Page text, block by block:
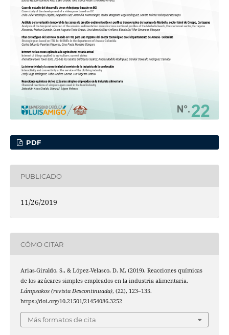
PDF
PUBLICADO
11/26/2019
CÓMO CITAR
Arias-Giraldo, S., & López-Velasco, D. M. (2019). Reacciones químicas
de los azúcares simples empleados en la industria alimentaria.
Lámpsakos (revista Descontinuada), (22), 123–135.
https://doi.org/10.21501/21454086.3252
Más formatos de cita